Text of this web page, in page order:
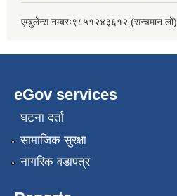
एम्बुलेन्स नम्बरः९८५१२४३६१२ (सन्चमान लो)
eGov services
घटना दर्ता
सामाजिक सुरक्षा
नागरिक वडापत्र